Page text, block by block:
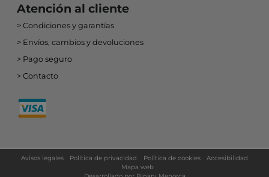
Atención al cliente
Condiciones y garantías
Envíos, cambios y devoluciones
Pago seguro
Contacto
Avisos legales Política de privacidad Política de cookies
Accesibilidad
Mapa web